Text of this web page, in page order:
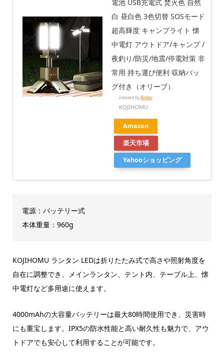
電池 USB充電式 焚火色 自然
白 昼白色 3色切替 SOSモード
超高輝度 キャンプライト 懐
中電灯 アウトドア/キャンプ /
夜釣り/防災/地震/停電対策 非
常用 持ち運び便利 収納バッ
グ付き（オリーブ）
created byRinker
KOJIHOMU
Amazon
楽天市場
Yahooショッピング
電源：バッテリー式
本体重量：960g
KOJIHOMU ランタン LEDは折りたたみ式で高さや照射角度を
自在に調整でき、メインランタン、テント内、テーブル上、懐
中電灯など多用途に使えます。
4000mAhの大容量バッテリーは最大80時間使用でき、災害時
にも重宝します。IPX5の防水性能と高い耐久性も魅力で、アウ
トドアでも安心して利用することが可能です。